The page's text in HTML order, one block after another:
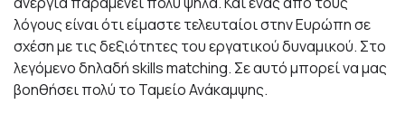
λόγους είναι ότι είμαστε τελευταίοι στην Ευρώπη σε
σχέση με τις δεξιότητες του εργατικού δυναμικού. Στο
λεγόμενο δηλαδή skills matching. Σε αυτό μπορεί να μας
βοηθήσει πολύ το Ταμείο Ανάκαμψης.